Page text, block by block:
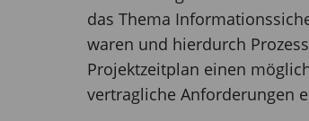
das Thema
waren und hierdurch
Projektzeitplan einen
vertragliche Anforderungen